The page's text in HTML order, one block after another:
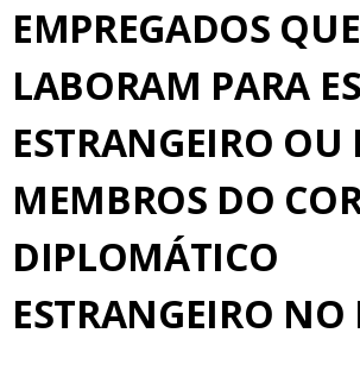
EMPREGADOS QUE
LABORAM PARA
ESTRANGEIRO OU
MEMBROS DO
DIPLOMÁTICO
ESTRANGEIRO NO